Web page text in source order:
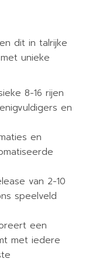
dit in talrijke
unieke
8-16 rijen
en
en
van 2-10
speelveld
een
met iedere